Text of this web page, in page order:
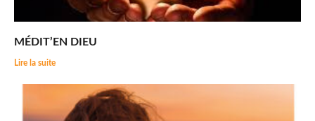
MÉDIT’EN DIEU
Lire la suite